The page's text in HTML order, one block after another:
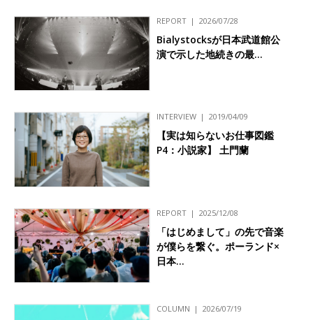
REPORT 2026/07/28
Bialystocksが日本武道館公
演で示した地続きの最…
INTERVIEW 2019/04/09
【実は知らないお仕事図鑑
P4：小説家】 土門蘭
REPORT 2025/12/08
「はじめまして」の先で音楽
が僕らを繋ぐ。ポーランド×
日本…
COLUMN 2026/07/19